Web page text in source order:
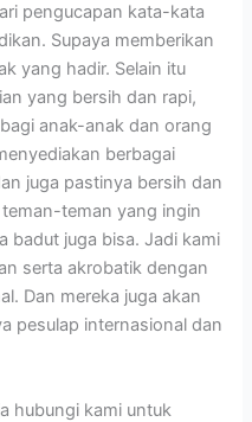
pengucapan kata-kata
Supaya memberikan
yang hadir. Selain itu
yang bersih dan rapi,
anak-anak dan orang
berbagai
juga pastinya bersih dan
teman yang ingin
badut juga bisa. Jadi kami
serta akrobatik dengan
Dan mereka juga akan
pesulap internasional dan
hubungi kami untuk